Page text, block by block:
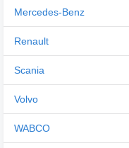
Mercedes-Benz
Renault
Scania
Volvo
WABCO